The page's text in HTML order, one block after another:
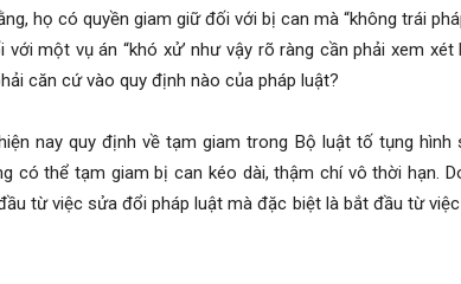
họ có quyền giam giữ đối với bị can mà “không trái
một vụ án “khó xử’ như vậy rõ ràng cần phải xem
căn cứ vào quy định nào của pháp luật?
nay quy định về tạm giam trong Bộ luật tố tụng
có thể tạm giam bị can kéo dài, thậm chí vô thời hạn.
từ việc sửa đổi pháp luật mà đặc biệt là bắt đầu từ